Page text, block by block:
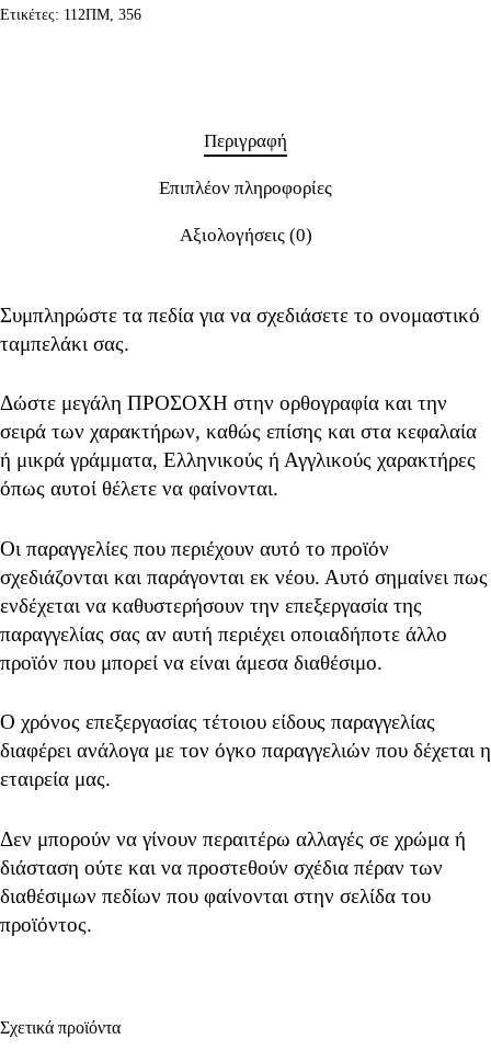
Ετικέτες: 112ΠΜ 356
Περιγραφή
Επιπλέον πληροφορίες
Αξιολογήσεις (0)
Συμπληρώστε τα πεδία για να σχεδιάσετε το ονομαστικό
ταμπελάκι σας.
Δώστε μεγάλη ΠΡΟΣΟΧΗ στην ορθογραφία και την
σειρά των χαρακτήρων, καθώς επίσης και στα κεφαλαία
ή μικρά γράμματα, Ελληνικούς ή Αγγλικούς χαρακτήρες
όπως αυτοί θέλετε να φαίνονται.
Οι παραγγελίες που περιέχουν αυτό το προϊόν
σχεδιάζονται και παράγονται εκ νέου. Αυτό σημαίνει πως
ενδέχεται να καθυστερήσουν την επεξεργασία της
παραγγελίας σας αν αυτή περιέχει οποιαδήποτε άλλο
προϊόν που μπορεί να είναι άμεσα διαθέσιμο.
Ο χρόνος επεξεργασίας τέτοιου είδους παραγγελίας
διαφέρει ανάλογα με τον όγκο παραγγελιών που δέχεται η
εταιρεία μας.
Δεν μπορούν να γίνουν περαιτέρω αλλαγές σε χρώμα ή
διάσταση ούτε και να προστεθούν σχέδια πέραν των
διαθέσιμων πεδίων που φαίνονται στην σελίδα του
προϊόντος.
Σχετικά προϊόντα